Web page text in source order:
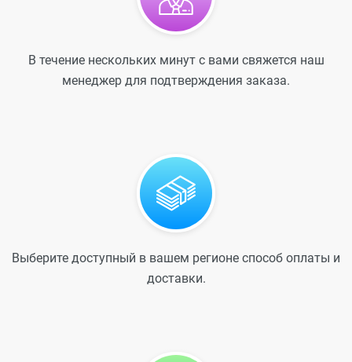
В течение нескольких минут с вами свяжется наш
менеджер для подтверждения заказа.
Выберите доступный в вашем регионе способ оплаты и
доставки.